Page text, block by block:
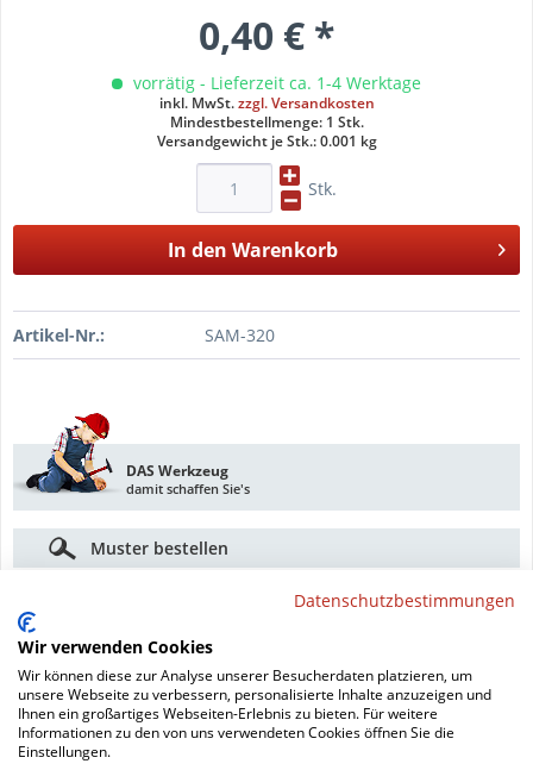
0,40 € *
vorrätig - Lieferzeit ca. 1-4 Werktage
inkl. MwSt.zzgl. Versandkosten
Mindestbestellmenge: 1 Stk.
Versandgewicht je Stk.: 0.001 kg
Stk.
In den Warenkorb
Artikel-Nr.: SAM-320
DAS Werkzeug
damit schaffen Sie's
Muster bestellen
Beschreibung
Rechteckige Filzgleiter aus Nadelfilz Diese
selbstklebenden Filzgleiter haben eine Stärke von
6...mehr
Datenschutzbestimmungen
Wir verwenden Cookies
Wir können diese zur Analyse unserer Besucherdaten platzieren, um
unsere Webseite zu verbessern, personalisierte Inhalte anzuzeigen und
Ihnen ein großartiges Webseiten-Erlebnis zu bieten. Für weitere
Informationen zu den von uns verwendeten Cookies öffnen Sie die
Einstellungen.